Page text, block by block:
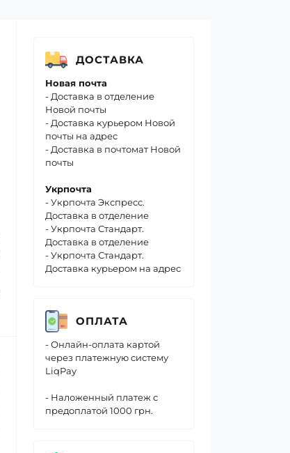
ДОСТАВКА
Новая почта
- Доставка в отделение
Новой почты
- Доставка курьером Новой
почты на адрес
- Доставка в почтомат Новой
почты
Укрпочта
- Укрпочта Экспресс.
Доставка в отделение
- Укрпочта Стандарт.
Доставка в отделение
- Укрпочта Стандарт.
Доставка курьером на адрес
ОПЛАТА
- Онлайн-оплата картой
через платежную систему
LiqPay
- Наложенный платеж с
предоплатой 1000 грн.